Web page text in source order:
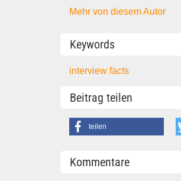
Mehr von diesem Autor
Keywords
interviewfacts
Beitrag teilen
teilen
Kommentare